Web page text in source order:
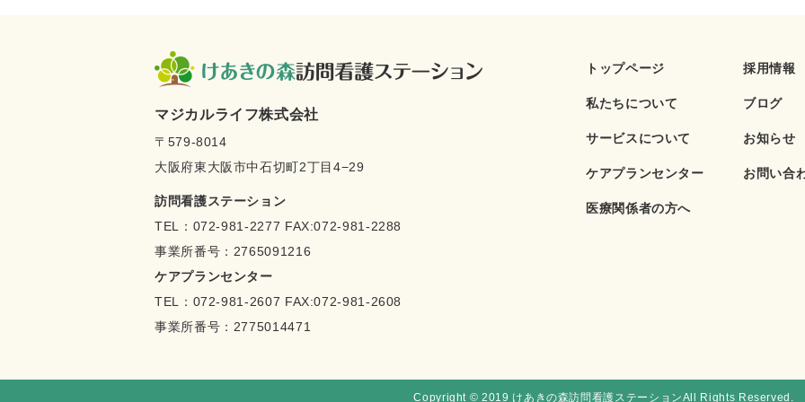
マジカルライフ株式会社
〒579-8014
大阪府東大阪市中石切町2丁目4−29
訪問看護ステーション
TEL： 072-981-2277 FAX:072-981-2288
事業所番号：2765091216
ケアプランセンター
TEL： 072-981-2607 FAX:072-981-2608
事業所番号：2775014471
トップページ
私たちについて
サービスについて
ケアプランセンター
医療関係者の方へ
採用情報
ブログ
お知らせ
お問い合
Copyright © 2019 けあきの森訪問看護ステーションAll Rights Reserved.